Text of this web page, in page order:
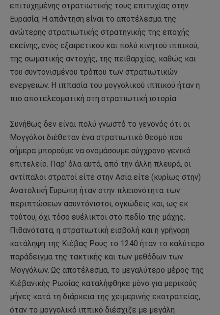
επιτυχημένης στρατιωτικής τους επιτυχίας στην
Ευρασία; Η απάντηση είναι το αποτέλεσμα της
ανώτερης στρατιωτικής στρατηγικής της εποχής
εκείνης, ενός εξαιρετικού και πολύ κινητού ιππικού,
της σωματικής αντοχής, της πειθαρχίας, καθώς και
του συντονισμένου τρόπου των στρατιωτικών
ενεργειών. Η ιππασία του μογγολικού ιππικού ήταν η
πιο αποτελεσματική στη στρατιωτική ιστορία.
Συνήθως δεν είναι πολύ γνωστό το γεγονός ότι οι
Μογγόλοι διέθεταν ένα στρατιωτικό θεσμό που
σήμερα μπορούμε να ονομάσουμε σύγχρονο γενικό
επιτελείο. Παρ’ όλα αυτά, από την άλλη πλευρά, οι
αντίπαλοι στρατοί είτε στην Ασία είτε (κυρίως στην)
Ανατολική Ευρώπη ήταν στην πλειονότητα των
περιπτώσεων ασυντόνιστοι, ογκώδεις και, ως εκ
τούτου, όχι τόσο ευέλικτοι στο πεδίο της μάχης.
Πιθανότατα, η στρατιωτική εισβολή και η γρήγορη
κατάληψη της Κιέβας Ρους το 1240 ήταν το καλύτερο
παράδειγμα της τακτικής και των μεθόδων των
Μογγόλων. Ως αποτέλεσμα, το μεγαλύτερο μέρος της
Κιέβανικής Ρωσίας καταλήφθηκε μόνο για μερικούς
μήνες κατά τη διάρκεια της χειμερινής εκστρατείας,
όταν το μογγολικό ιππικό διέσχιζε με μεγάλη